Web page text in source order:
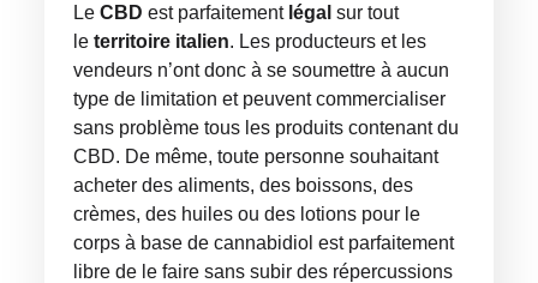
LeCBD est parfaitement légal sur tout
leterritoire italien. Les producteurs et les
vendeurs n’ont donc à se soumettre à aucun
type de limitation et peuvent commercialiser
sans problème tous les produits contenant du
CBD. De même, toute personne souhaitant
acheter des aliments, des boissons, des
crèmes, des huiles ou des lotions pour le
corps à base de cannabidiol est parfaitement
libre de le faire sans subir des répercussions